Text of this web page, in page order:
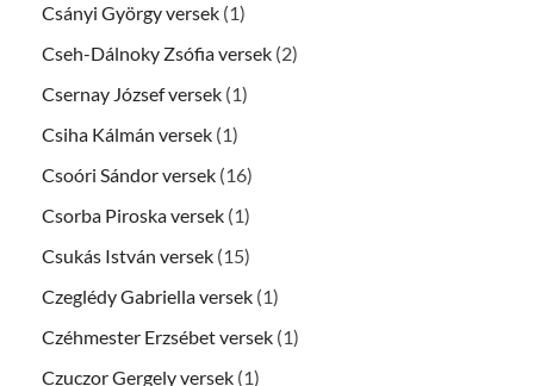
Csányi György versek (1)
Cseh-Dálnoky Zsófia versek (2)
Csernay József versek (1)
Csiha Kálmán versek (1)
Csoóri Sándor versek (16)
Csorba Piroska versek (1)
Csukás István versek (15)
Czeglédy Gabriella versek (1)
Czéhmester Erzsébet versek (1)
Czuczor Gergely versek (1)